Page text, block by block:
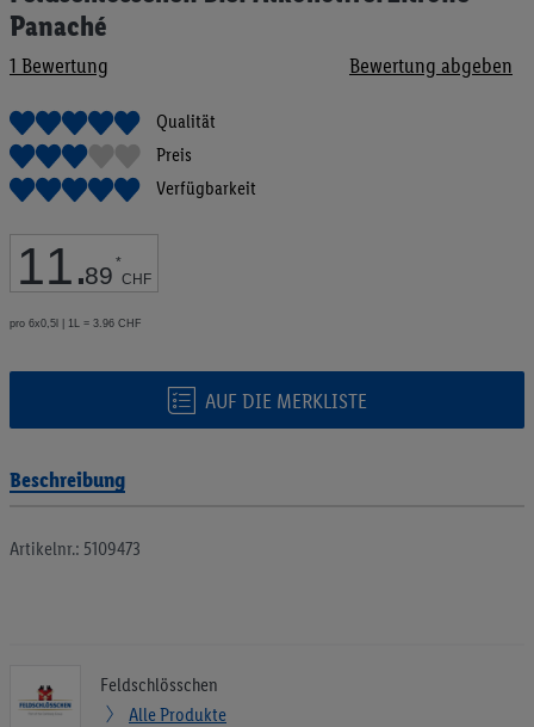
Panaché
1 Bewertung Bewertung abgeben
Qualität
Preis
Verfügbarkeit
11.89 *
CHF
pro 6x0,5l | 1L = 3.96 CHF
AUF DIE MERKLISTE
Bildgalerie
springen
Beschreibung
Artikelnr.: 5109473
Feldschlösschen
Alle Produkte